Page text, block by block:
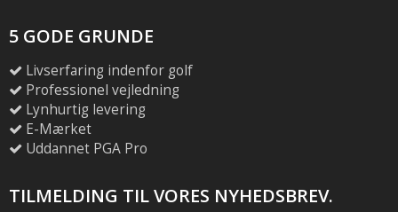
5 GODE GRUNDE
Livserfaring indenfor golf
Professionel vejledning
Lynhurtig levering
E-Mærket
Uddannet PGA Pro
TILMELDING TIL VORES NYHEDSBREV.